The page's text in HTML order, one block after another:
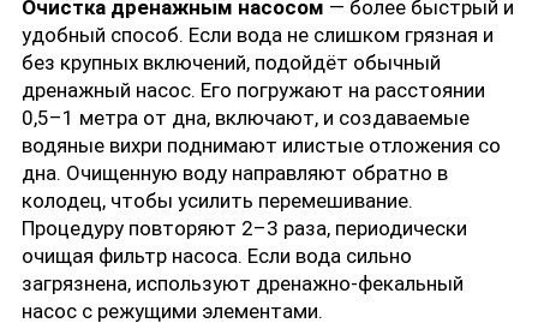
Очистка дренажным насосом — более быстрый и
удобный способ. Если вода не слишком грязная и
без крупных включений, подойдёт обычный
дренажный насос. Его погружают на расстоянии
0,5–1 метра от дна, включают, и создаваемые
водяные вихри поднимают илистые отложения со
дна. Очищенную воду направляют обратно в
колодец, чтобы усилить перемешивание.
Процедуру повторяют 2–3 раза, периодически
очищая фильтр насоса. Если вода сильно
загрязнена, используют дренажно-фекальный
насос с режущими элементами.